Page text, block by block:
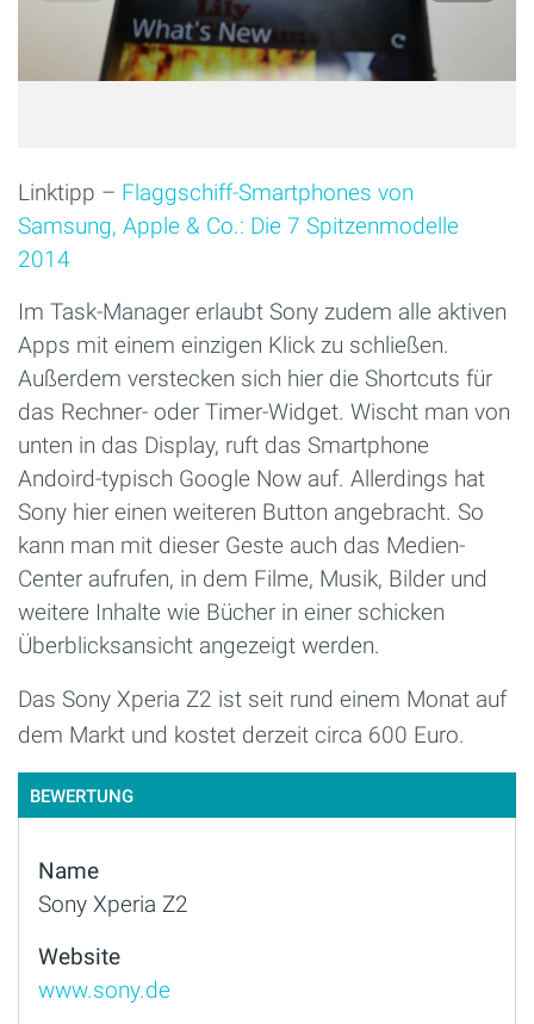
Linktipp – Flaggschiff-Smartphones von
Samsung, Apple & Co.: Die 7 Spitzenmodelle
2014
Im Task-Manager erlaubt Sony zudem alle aktiven
Apps mit einem einzigen Klick zu schließen.
Außerdem verstecken sich hier die Shortcuts für
das Rechner- oder Timer-Widget. Wischt man von
unten in das Display, ruft das Smartphone
Andoird-typisch Google Now auf. Allerdings hat
Sony hier einen weiteren Button angebracht. So
kann man mit dieser Geste auch das Medien-
Center aufrufen, in dem Filme, Musik, Bilder und
weitere Inhalte wie Bücher in einer schicken
Überblicksansicht angezeigt werden.
Das Sony Xperia Z2 ist seit rund einem Monat auf
dem Markt und kostet derzeit circa 600 Euro.
BEWERTUNG
Name
Sony Xperia Z2
Website
www.sony.de